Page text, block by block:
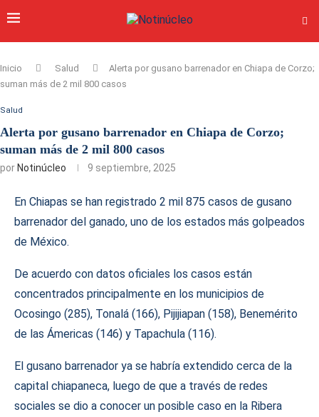
Inicio Salud
Alerta por gusano barrenador en Chiapa de Corzo;
suman más de 2 mil 800 casos
Salud
Alerta por gusano barrenador en Chiapa de Corzo;
suman más de 2 mil 800 casos
por Notinúcleo 9 septiembre, 2025
En Chiapas se han registrado 2 mil 875 casos de gusano
barrenador del ganado, uno de los estados más golpeados
de México.
De acuerdo con datos oficiales los casos están
concentrados principalmente en los municipios de
Ocosingo (285), Tonalá (166), Pijijiapan (158), Benemérito
de las Ámericas (146) y Tapachula (116).
El gusano barrenador ya se habría extendido cerca de la
capital chiapaneca, luego de que a través de redes
sociales se dio a conocer un posible caso en la Ribera